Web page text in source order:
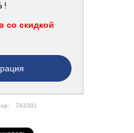
!
со скидкой
743391